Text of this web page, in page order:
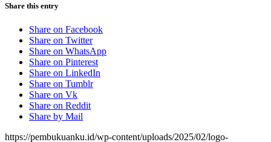
Share this entry
Share on Facebook
Share on Twitter
Share on WhatsApp
Share on Pinterest
Share on LinkedIn
Share on Tumblr
Share on Vk
Share on Reddit
Share by Mail
https://pembukuanku.id/wp-content/uploads/2025/02/logo-